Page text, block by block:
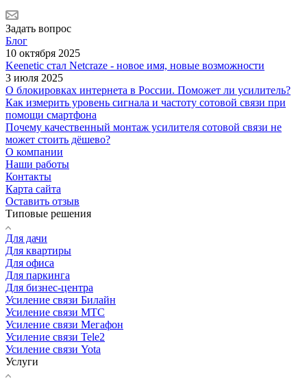
Задать вопрос
Блог
10 октября 2025
Keenetic стал Netcraze - новое имя, новые возможности
3 июля 2025
О блокировках интернета в России. Поможет ли усилитель?
Как измерить уровень сигнала и частоту сотовой связи при
помощи смартфона
Почему качественный монтаж усилителя сотовой связи не
может стоить дёшево?
О компании
Наши работы
Контакты
Карта сайта
Оставить отзыв
Типовые решения
Для дачи
Для квартиры
Для офиса
Для паркинга
Для бизнес-центра
Усиление связи Билайн
Усиление связи МТС
Усиление связи Мегафон
Усиление связи Tele2
Усиление связи Yota
Услуги